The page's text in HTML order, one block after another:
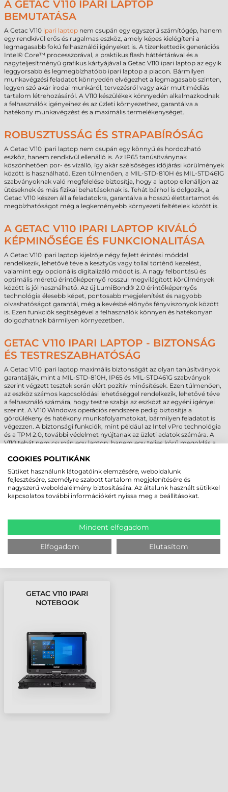
A GETAC V110 IPARI LAPTOP
BEMUTATÁSA
A Getac V110 ipari laptop nem csupán egy egyszerű számítógép, hanem
egy rendkívül erős és rugalmas eszköz, amely képes kielégíteni a
legmagasabb fokú felhasználói igényeket is. A tizenkettedik generációs
Intel® Core™ processzorával, a praktikus flash háttértárával és a
nagyteljesítményű grafikus kártyájával a Getac V110 ipari laptop az egyik
leggyorsabb és legmegbízhatóbb ipari laptop a piacon. Bármilyen
munkavégzési feladatot könnyedén elvégezhet a legmagasabb szinten,
legyen szó akár irodai munkáról, tervezésről vagy akár multimédiás
tartalom létrehozásáról. A V110 készülékek könnyedén alkalmazkodnak
a felhasználók igényeihez és az üzleti környezethez, garantálva a
hatékony munkavégzést és a maximális termelékenységet.
ROBUSZTUSSÁG ÉS STRAPABÍRÓSÁG
A Getac V110 ipari laptop nem csupán egy könnyű és hordozható
eszköz, hanem rendkívül ellenálló is. Az IP65 tanúsítványnak
köszönhetően por- és vízálló, így akár szélsőséges időjárási körülmények
között is használható. Ezen túlmenően, a MIL-STD-810H és MIL-STD461G
szabványoknak való megfelelése biztosítja, hogy a laptop ellenálljon az
ütéseknek és más fizikai behatásoknak is. Tehát bárhol is dolgozik, a
Getac V110 készen áll a feladatokra, garantálva a hosszú élettartamot és
megbízhatóságot még a legkeményebb környezeti feltételek között is.
A GETAC V110 IPARI LAPTOP KIVÁLÓ
KÉPMINŐSÉGE ÉS FUNKCIONALITÁSA
A Getac V110 ipari laptop kijelzője négy fejlett érintési móddal
rendelkezik, lehetővé téve a kesztyűs vagy tollal történő kezelést,
valamint egy opcionális digitalizáló módot is. A nagy felbontású és
optimális méretű érintőképernyő rosszul megvilágított körülmények
között is jól használható. Az új LumiBond® 2.0 érintőképernyős
technológia élesebb képet, pontosabb megjelenítést és nagyobb
olvashatóságot garantál, még a kevésbé előnyös fényviszonyok között
is. Ezen funkciók segítségével a felhasználók könnyen és hatékonyan
dolgozhatnak bármilyen környezetben.
GETAC V110 IPARI LAPTOP - BIZTONSÁG
ÉS TESTRESZABHATÓSÁG
A Getac V110 ipari laptop maximális biztonságát az olyan tanúsítványok
garantálják, mint a MIL-STD-810H, IP65 és MIL-STD461G szabványok
szerint végzett tesztek során elért pozitív minősítések. Ezen túlmenően,
az eszköz számos kapcsolódási lehetőséggel rendelkezik, lehetővé téve
a felhasználó számára, hogy testre szabja az eszközt az egyéni igényei
szerint. A V110 Windows operációs rendszere pedig biztosítja a
gördülékeny és hatékony munkafolyamatokat, bármilyen feladatot is
végezzen. A biztonsági funkciók, mint például az Intel vPro technológia
és a TPM 2.0, további védelmet nyújtanak az üzleti adatok számára. A
V110 tehát nem csupán egy laptop, hanem egy teljes körű megoldás a
MEGBÍZHAT BENNÜNK! ISMERJE MEG
VÁSÁRLÓINK VÉLEMÉNYÉT
KÖVESSE BE YOUTUBE CSATORNÁNKAT!
GETAC V110 IPARI
NOTEBOOK
COOKIES POLITIKÁNK
Sütiket használunk látogatóink elemzésére, weboldalunk
fejlesztésére, személyre szabott tartalom megjelenítésére és
nagyszerű weboldalélmény biztosítására. Az általunk használt sütikkel
kapcsolatos további információkért nyissa meg a beállításokat.
Mindent elfogadom
Elfogadom Elutasítom